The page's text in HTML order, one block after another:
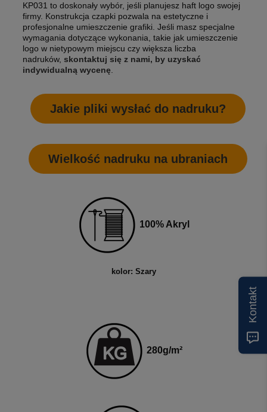
KP031 to doskonały wybór, jeśli planujesz haft logo swojej
firmy. Konstrukcja czapki pozwala na estetyczne i
profesjonalne umieszczenie grafiki. Jeśli masz specjalne
wymagania dotyczące wykonania, takie jak umieszczenie
logo w nietypowym miejscu czy większa liczba
nadruków, skontaktuj się z nami, by uzyskać
indywidualną wycenę
Jakie pliki wysłać do nadruku?
Wielkość nadruku na ubraniach
100% Akryl
kolor: Szary
280g/m²
Kontakt